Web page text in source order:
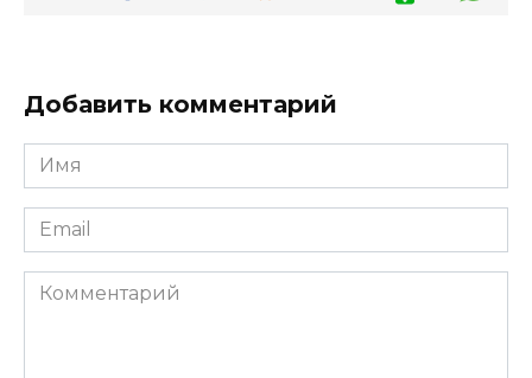
Добавить комментарий
Имя
*
Email
*
Комментарий